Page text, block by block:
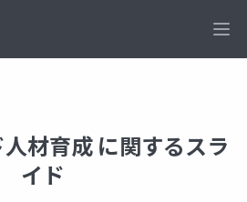
材育成 に関するスラ
イド